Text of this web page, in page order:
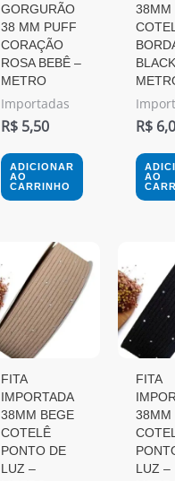
GORGURÃO
38 MM PUFF
CORAÇÃO
ROSA BEBÊ –
METRO
Importadas
R$ 5,50
ADICIONAR
AO
CARRINHO
38MM
R$
AO
FITA
IMPORTADA
38MM BEGE
COTELÊ
PONTO DE
LUZ –
FITA
38MM
LUZ –